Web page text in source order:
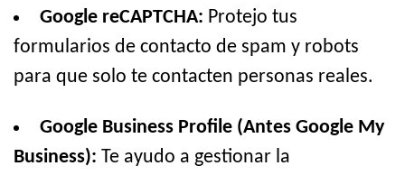
Google reCAPTCHA: Protejo tus
formularios de contacto de spam y robots
para que solo te contacten personas reales.
Google Business Profile (Antes Google My
Business): Te ayudo a gestionar la